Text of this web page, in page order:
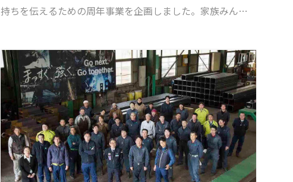
持ちを伝えるための周年事業を企画しました。家族みんな
一人ひとりが日々の仕事に誇りを持つキッカケになってほ
しい。社員のみなさんへ贈呈する様々なツールには、そん
な想いを込めています。